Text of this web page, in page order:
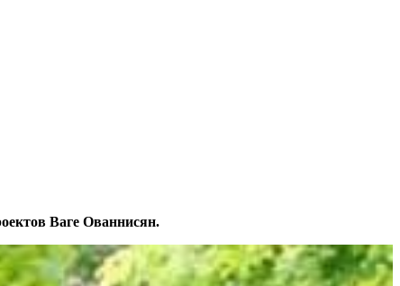
Ваге Ованнисян.